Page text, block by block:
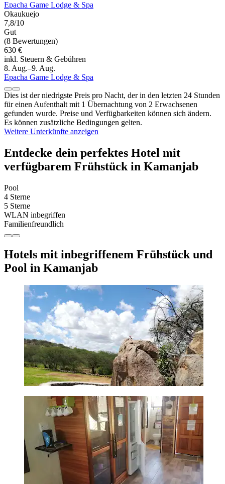
Epacha Game Lodge & Spa
Okaukuejo
7,8/10
Gut
(8 Bewertungen)
630 €
inkl. Steuern & Gebühren
8. Aug.–9. Aug.
Epacha Game Lodge & Spa
Dies ist der niedrigste Preis pro Nacht, der in den letzten 24 Stunden
für einen Aufenthalt mit 1 Übernachtung von 2 Erwachsenen
gefunden wurde. Preise und Verfügbarkeiten können sich ändern.
Es können zusätzliche Bedingungen gelten.
Weitere Unterkünfte anzeigen
Entdecke dein perfektes Hotel mit
verfügbarem Frühstück in Kamanjab
Pool
4 Sterne
5 Sterne
WLAN inbegriffen
Familienfreundlich
Hotels mit inbegriffenem Frühstück und
Pool in Kamanjab